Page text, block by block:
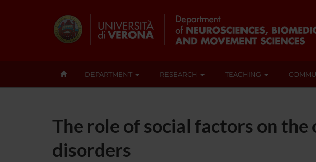
DEPARTMENT RESEARCH TEACHING
The role of social factors on
disorders